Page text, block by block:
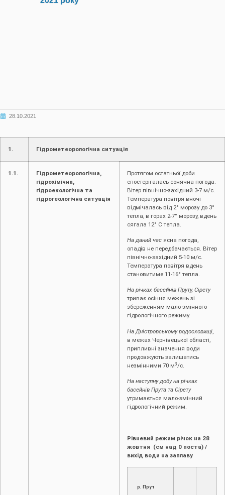
28.10.2021
1. Гідрометеорологічна ситуація
1.1.
Гідрометеорологічна,
гідрохімічна,
гідроекологічна та
гідрогеологічна ситуація
Протягом остатньої доби
спостерігалась сонячна погода.
Вітер північно-західний 3-7 м/с.
Температура повітря вночі
відмічалась від 2° морозу до 3°
тепла, в горах 2-7° морозу, вдень
сягала 12° С тепла.
На даний час ясна погода,
опадів не передбачається. Вітер
північно-західний 5-10 м/с.
Температура повітря вдень
становитиме 11-16° тепла.
На річках басейнів Пруту, Сірету
триває осіння межень зі
збереженням мало-змінного
гідрологічного режиму.
На Дністровському водосховищі,
в межах Чернівецької області,
припливні значення води
продовжують залишатись
незмінними 70 м3/с.
На наступну добу на річках
басейнів Прута та Сірету
утримається мало-змінний
гідрологічний режим.
Рівневий режим річок на 28
жовтня (см над 0 поста) /
вихід води на заплаву
р. Прут